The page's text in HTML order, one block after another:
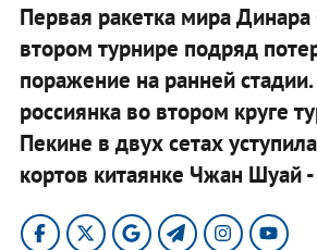
Первая ракетка мира
втором турнире подряд
поражение на ранней
россиянка во втором круге
Пекине в двух сетах
кортов китаянке Чжан Шуай